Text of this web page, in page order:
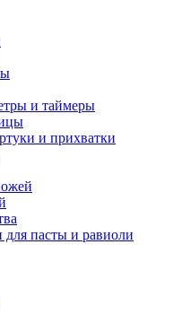
и таймеры
и прихватки
пасты и равиоли